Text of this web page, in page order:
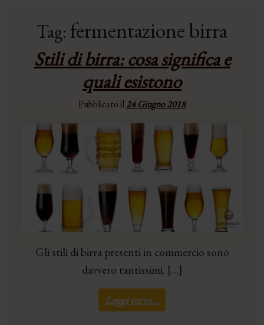
Tag: fermentazione birra
Stili di birra: cosa significa e
quali esistono
Pubblicato il24 Giugno 2018
Gli stili di birra presenti in commercio sono
davvero tantissimi. […]
Leggi tutto…